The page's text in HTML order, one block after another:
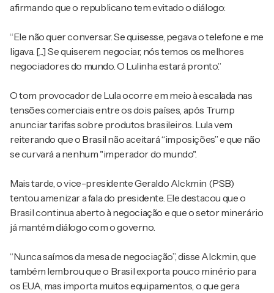
afirmando que o republicano tem evitado o diálogo:
“Ele não quer conversar. Se quisesse, pegava o telefone e me
ligava. [...] Se quiserem negociar, nós temos os melhores
negociadores do mundo. O Lulinha estará pronto.”
O tom provocador de Lula ocorre em meio à escalada nas
tensões comerciais entre os dois países, após Trump
anunciar tarifas sobre produtos brasileiros. Lula vem
reiterando que o Brasil não aceitará “imposições” e que não
se curvará a nenhum "imperador do mundo".
Mais tarde, o vice-presidente Geraldo Alckmin (PSB)
tentou amenizar a fala do presidente. Ele destacou que o
Brasil continua aberto à negociação e que o setor minerário
já mantém diálogo com o governo.
“Nunca saímos da mesa de negociação”, disse Alckmin, que
também lembrou que o Brasil exporta pouco minério para
os EUA, mas importa muitos equipamentos, o que gera